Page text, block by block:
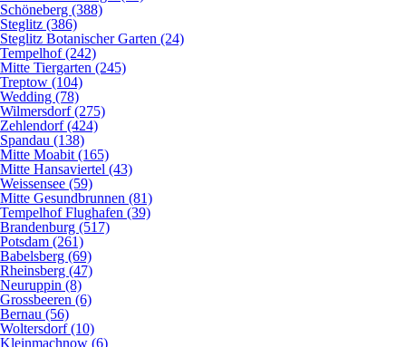
Schöneberg (388)
Steglitz (386)
Steglitz Botanischer Garten (24)
Tempelhof (242)
Mitte Tiergarten (245)
Treptow (104)
Wedding (78)
Wilmersdorf (275)
Zehlendorf (424)
Spandau (138)
Mitte Moabit (165)
Mitte Hansaviertel (43)
Weissensee (59)
Mitte Gesundbrunnen (81)
Tempelhof Flughafen (39)
Brandenburg (517)
Potsdam (261)
Babelsberg (69)
Rheinsberg (47)
Neuruppin (8)
Grossbeeren (6)
Bernau (56)
Woltersdorf (10)
Kleinmachnow (6)